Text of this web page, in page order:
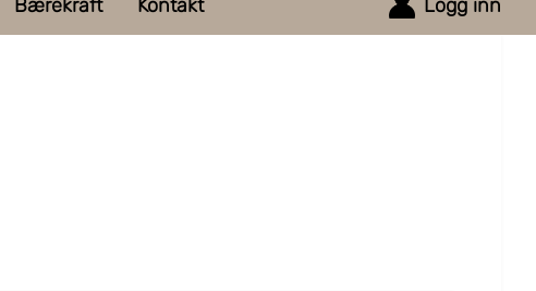
Bærekraft Kontakt Logg inn